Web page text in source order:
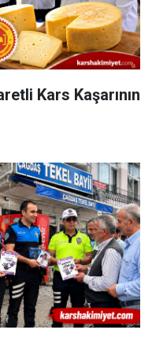
Kars Kaşarının